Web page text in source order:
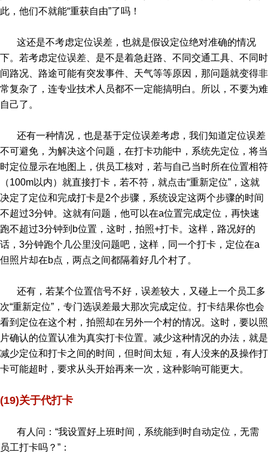
此，他们不就能“重获自由”了吗！
这还是不考虑定位误差，也就是假设定位绝对准确的情况
下。若考虑定位误差、是不是着急赶路、不同交通工具、不同时
间路况、路途可能有突发事件、天气等等原因，那问题就变得非
常复杂了，连专业技术人员都不一定能搞明白。所以，不要为难
自己了。
还有一种情况，也是基于定位误差考虑，我们知道定位误差
不可避免，为解决这个问题，在打卡功能中，系统先定位，将当
时定位显示在地图上，供员工核对，若与自己当时所在位置相符
（100m以内）就直接打卡，若不符，就点击“重新定位”，这就
决定了定位和完成打卡是2个步骤，系统设定这两个步骤的时间
不超过3分钟。这就有问题，他可以在a位置完成定位，再快速
跑不超过3分钟到b位置，这时，拍照+打卡。这样，路况好的
话，3分钟跑个几公里没问题吧，这样，同一个打卡，定位在a
但照片却在b点，两点之间都隔着好几个村了。
还有，若某个位置信号不好，误差较大，又碰上一个员工多
次“重新定位”，专门选误差最大那次完成定位。打卡结果你也会
看到定位在这个村，拍照却在另外一个村的情况。这时，要以照
片确认的位置认准为真实打卡位置。减少这种情况的办法，就是
减少定位和打卡之间的时间，但时间太短，有人没来的及操作打
卡可能超时，要求从头开始再来一次，这种影响可能更大。
(19)关于代打卡
有人问：“我设置好上班时间，系统能到时自动定位，无需
员工打卡吗？”：